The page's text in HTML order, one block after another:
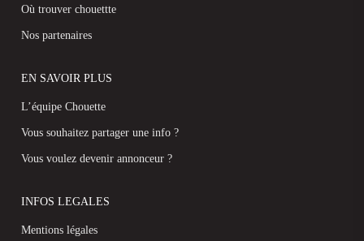
Où trouver chouettte
Nos partenaires
EN SAVOIR PLUS
L’équipe Chouette
Vous souhaitez partager une info ?
Vous voulez devenir annonceur ?
INFOS LEGALES
Mentions légales